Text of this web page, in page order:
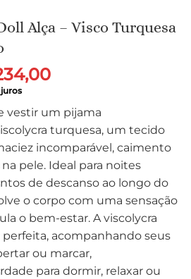
Alça – Visco Turquesa
O
atual
é:
R$ 234,00.
vestir um pijama
turquesa, um tecido
incomparável, caimento
pele. Ideal para noites
de descanso ao longo do
o corpo com uma sensação
o bem-estar. A viscolycra
acompanhando seus
ou marcar,
para dormir, relaxar ou